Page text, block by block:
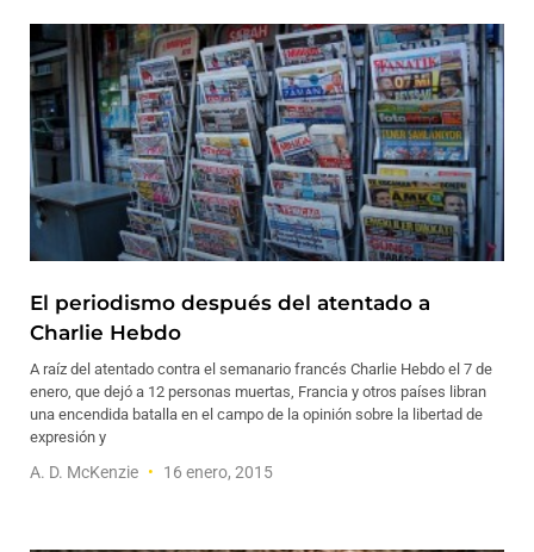
El periodismo después del atentado a
Charlie Hebdo
A raíz del atentado contra el semanario francés Charlie Hebdo el 7 de
enero, que dejó a 12 personas muertas, Francia y otros países libran
una encendida batalla en el campo de la opinión sobre la libertad de
expresión y
A. D. McKenzie 16 enero, 2015